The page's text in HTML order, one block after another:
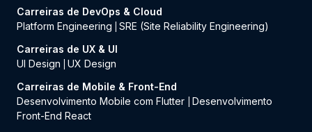
Carreiras de DevOps & Cloud
Platform Engineering
SRE (Site Reliability Engineering)
Carreiras de UX & UI
UI Design
UX Design
Carreiras de Mobile & Front-End
Desenvolvimento Mobile com Flutter
Desenvolvimento
Front-End React